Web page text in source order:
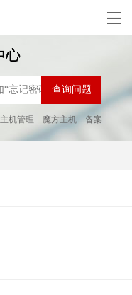
主机管理 魔方主机 备案